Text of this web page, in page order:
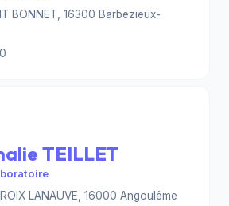
BONNET, 16300 Barbezieux-
TEILLET
LANAUVE, 16000 Angoulême